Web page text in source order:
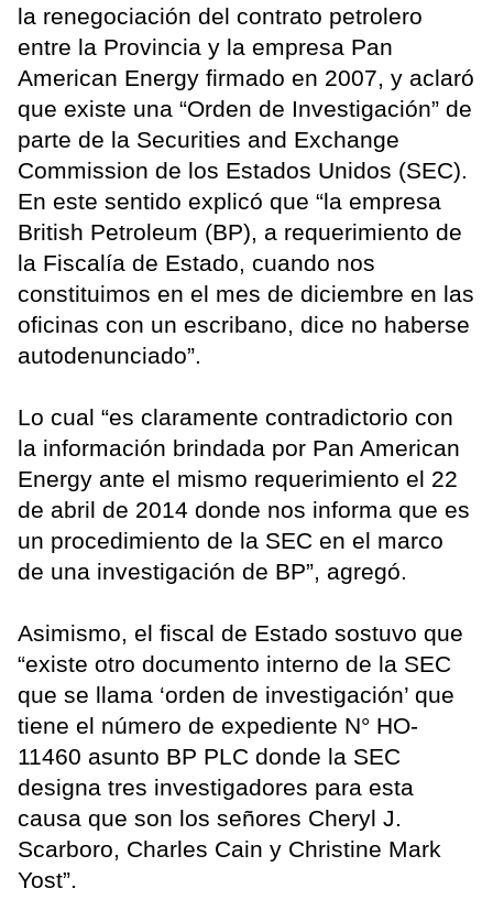
la renegociación del contrato petrolero
entre la Provincia y la empresa Pan
American Energy firmado en 2007, y aclaró
que existe una “Orden de Investigación” de
parte de la Securities and Exchange
Commission de los Estados Unidos (SEC).
En este sentido explicó que “la empresa
British Petroleum (BP), a requerimiento de
la Fiscalía de Estado, cuando nos
constituimos en el mes de diciembre en las
oficinas con un escribano, dice no haberse
autodenunciado”.
Lo cual “es claramente contradictorio con
la información brindada por Pan American
Energy ante el mismo requerimiento el 22
de abril de 2014 donde nos informa que es
un procedimiento de la SEC en el marco
de una investigación de BP”, agregó.
Asimismo, el fiscal de Estado sostuvo que
“existe otro documento interno de la SEC
que se llama ‘orden de investigación’ que
tiene el número de expediente N° HO-
11460 asunto BP PLC donde la SEC
designa tres investigadores para esta
causa que son los señores Cheryl J.
Scarboro, Charles Cain y Christine Mark
Yost”.